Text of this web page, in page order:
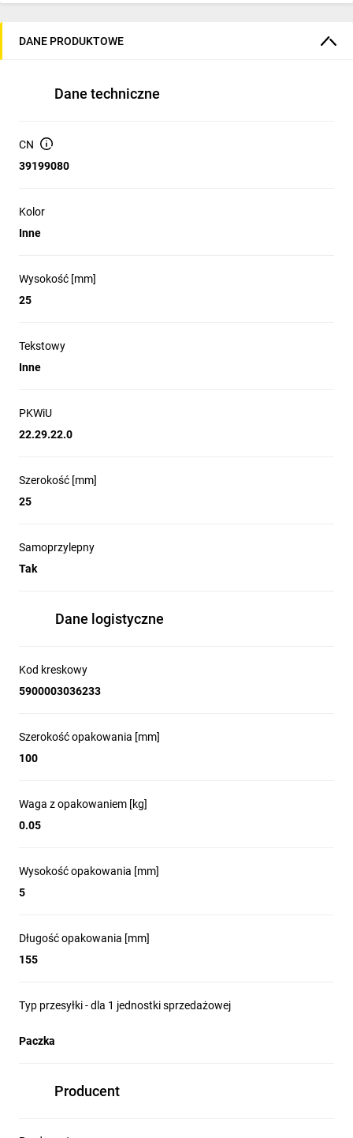
DANE PRODUKTOWE
Dane techniczne
CN
39199080
Kolor
Inne
Wysokość [mm]
25
Tekstowy
Inne
PKWiU
22.29.22.0
Szerokość [mm]
25
Samoprzylepny
Tak
Dane logistyczne
Kod kreskowy
5900003036233
Szerokość opakowania [mm]
100
Waga z opakowaniem [kg]
0.05
Wysokość opakowania [mm]
5
Długość opakowania [mm]
155
Typ przesyłki - dla 1 jednostki sprzedażowej
Paczka
Producent